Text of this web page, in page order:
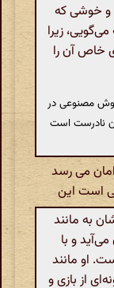
و خوشی که
زیرا
خاص آن را
مصنوعی در
نادرست است
می رسد
است این
به مانند
و با
او مانند
از بازی و